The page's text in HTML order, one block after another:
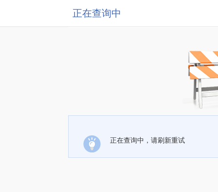
正在查询中
正在查询中，请刷新重试